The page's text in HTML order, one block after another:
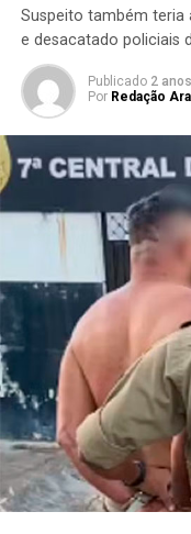
Suspeito também
e desacatado policiais
Publicado 2
Por Redação